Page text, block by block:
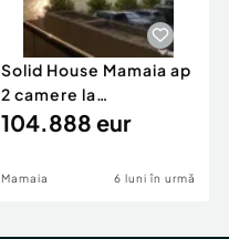
Solid House Mamaia ap
2 camere la
cheie,langa Mega
104.888 eur
Mamaia 6 luni în urmă